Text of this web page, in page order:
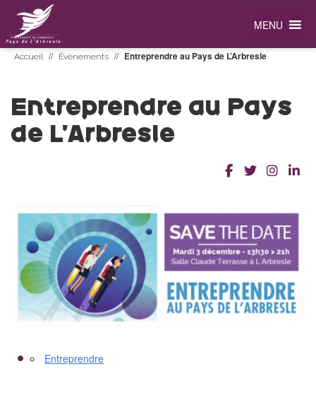
MENU
Accueil // Évènements // Entreprendre au Pays de L’Arbresle
Entreprendre au Pays
de L’Arbresle
Entreprendre